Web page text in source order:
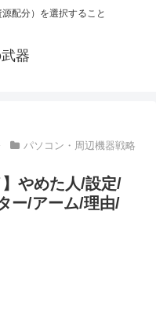
配分）を選択すること
器
パソコン・周辺機器戦略
】やめた人/設定/
ー/アーム/理由/